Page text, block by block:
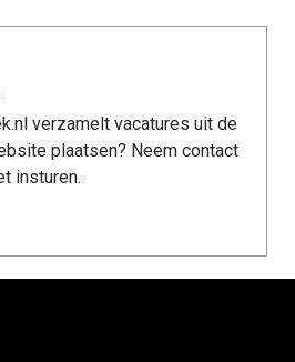
verzamelt vacatures uit de
plaatsen? Neem contact
insturen.